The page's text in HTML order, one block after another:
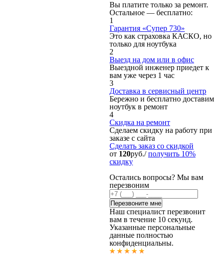
Вы платите только за ремонт.
Остальное — бесплатно:
1
Гарантия «Супер 730»
Это как страховка КАСКО, но
только для ноутбука
2
Выезд на дом или в офис
Выездной инженер приедет к
вам уже через 1 час
3
Доставка в сервисный центр
Бережно и бесплатно доставим
ноутбук в ремонт
4
Скидка на ремонт
Сделаем скидку на работу при
заказе с сайта
Сделать заказ со скидкой
от 120руб./получить 10%
скидку
Остались вопросы? Мы вам
перезвоним
Наш специалист перезвонит
вам в течение 10 секунд.
Указанные персональные
данные полностью
конфиденциальны.